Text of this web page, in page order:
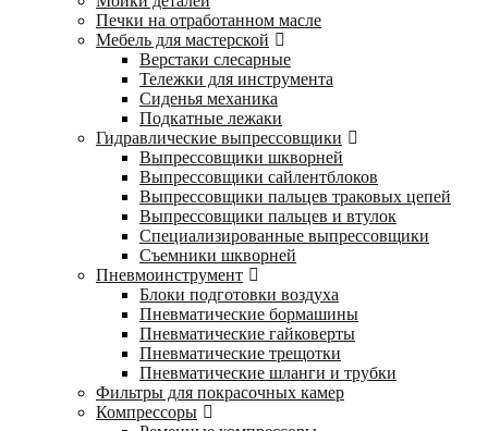
Печки на отработанном масле
Мебель для мастерской
Верстаки слесарные
Тележки для инструмента
Сиденья механика
Подкатные лежаки
Гидравлические выпрессовщики
Выпрессовщики шкворней
Выпрессовщики сайлентблоков
Выпрессовщики пальцев траковых цепей
Выпрессовщики пальцев и втулок
Специализированные выпрессовщики
Cъемники шкворней
Пневмоинструмент
Блоки подготовки воздуха
Пневматические бормашины
Пневматические гайковерты
Пневматические трещотки
Пневматические шланги и трубки
Фильтры для покрасочных камер
Компрессоры